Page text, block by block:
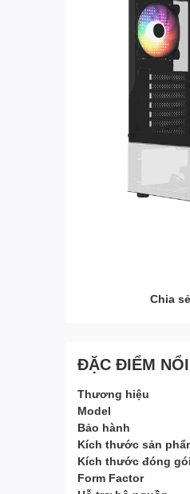
Chia sẻ
ĐẶC ĐIỂM
Thương hiệu
Model
Bảo hành
Kích thước sản
Kích thước đóng gói
Form Factor